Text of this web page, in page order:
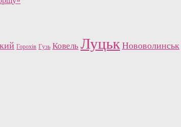
Горохів Гузь Ковель Луцьк Нововолинськ